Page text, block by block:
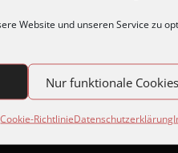
Website und unseren Service zu
Nur funktionale Cookies
Cookie-RichtlinieDatenschutzerklärung